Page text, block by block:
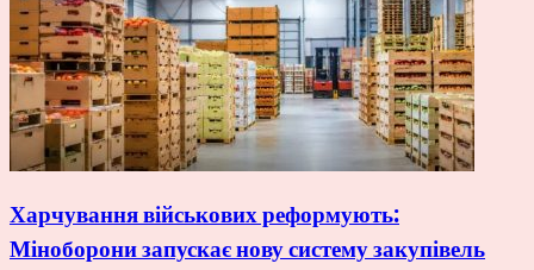
Харчування військових реформують:
Міноборони запускає нову систему закупівель